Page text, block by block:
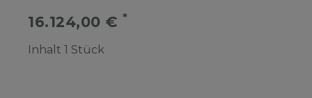
16.124,00 € *
Inhalt 1 Stück